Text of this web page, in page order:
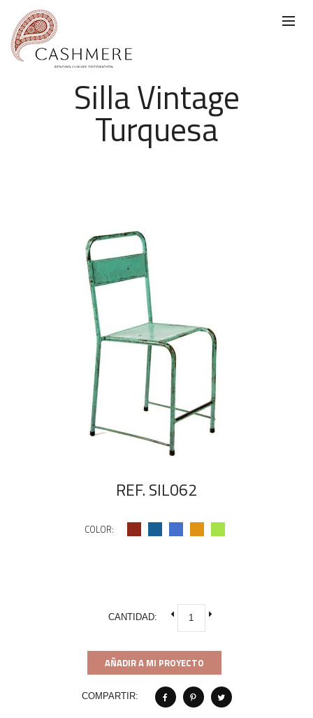
Silla Vintage
Turquesa
REF. SIL062
COLOR:
CANTIDAD:
AÑADIR A MI PROYECTO
COMPARTIR: